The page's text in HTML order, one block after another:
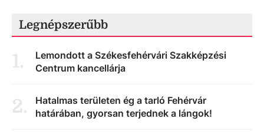
Legnépszerűbb
1.
Lemondott a Székesfehérvári Szakképzési
Centrum kancellárja
2.
Hatalmas területen ég a tarló Fehérvár
határában, gyorsan terjednek a lángok!